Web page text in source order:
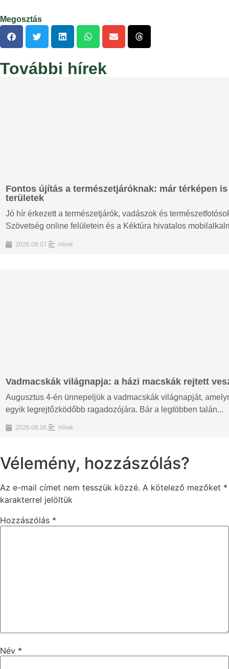
Megosztás
További hírek
Fontos újítás a természetjáróknak: már térképen
területek
Jó hír érkezett a természetjárók, vadászok és
Szövetség online felületein és a Kéktúra hivatalos
2026.08.07. Hírek
Vadmacskák világnapja: a házi macskák rejtett
Augusztus 4-én ünnepeljük a vadmacskák világnapját,
egyik legrejtőzködőbb ragadozójára. Bár a legtöbben talán...
2026.08.06. Hírek
Vélemény, hozzászólás?
Az e-mail címet nem tesszük közzé. A kötelező mezőket *
karakterrel jelöltük
Hozzászólás *
Név *